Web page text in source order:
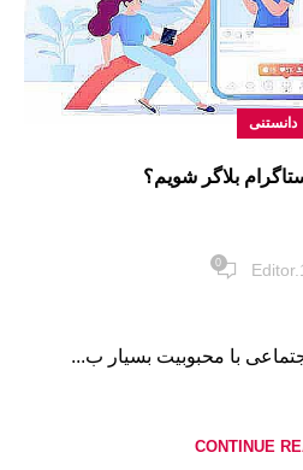
دانستنی
بلاگر شویم؟
0
با محبوبیت بسیار ب...
CONTINUE